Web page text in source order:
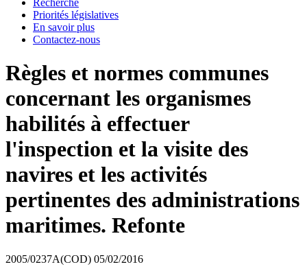
Recherche
Priorités législatives
En savoir plus
Contactez-nous
Règles et normes communes
concernant les organismes
habilités à effectuer
l'inspection et la visite des
navires et les activités
pertinentes des administrations
maritimes. Refonte
2005/0237A(COD) 05/02/2016